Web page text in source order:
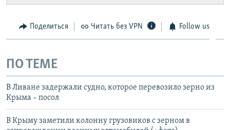
Поделиться Читать без VPN Follow us
ПО ТЕМЕ
В Ливане задержали судно, которое перевозило зерно из
Крыма – посол
В Крыму заметили колонну грузовиков с зерном в